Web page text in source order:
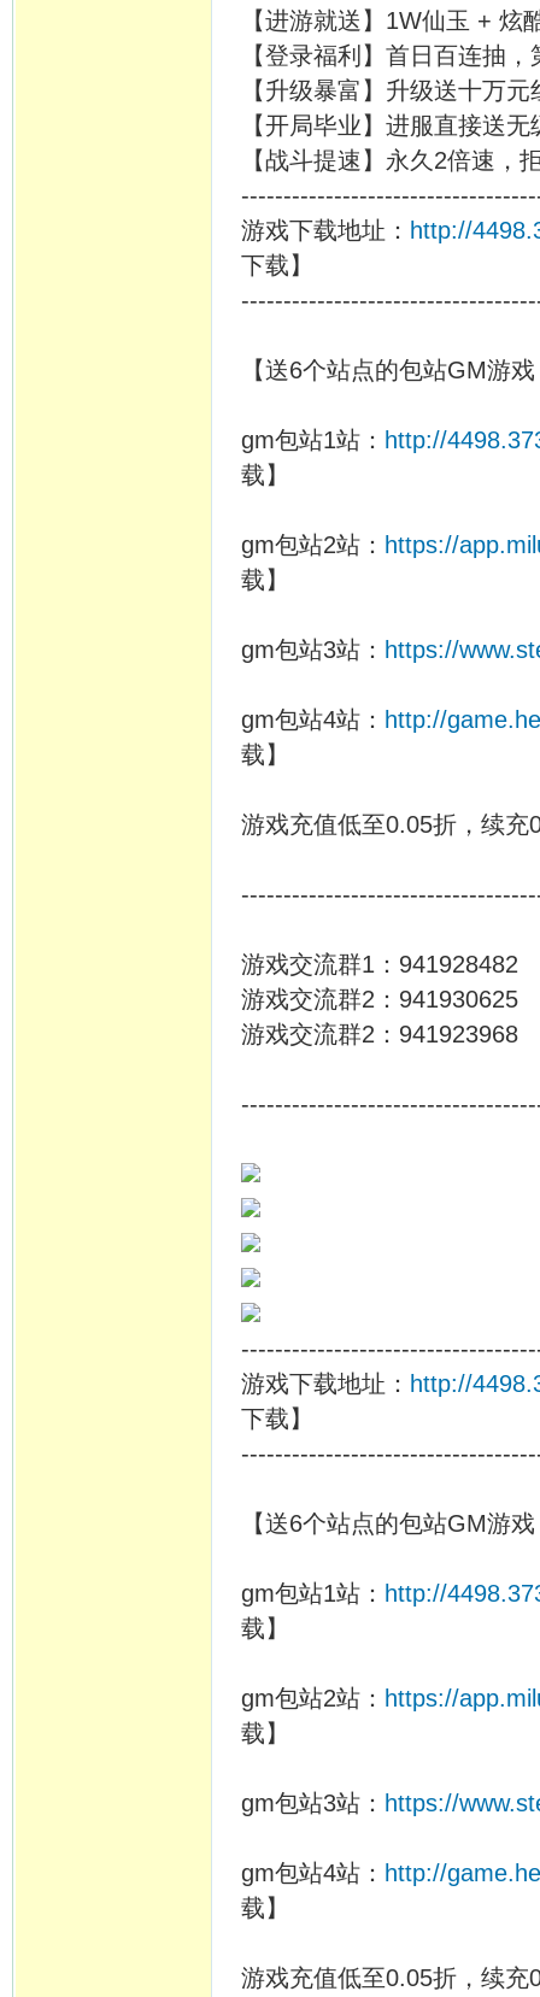
【进游就送】1W仙玉 + 炫
【登录福利】首日百连抽
【升级暴富】升级送十万
【开局毕业】进服直接送
【战斗提速】永久2倍速，
游戏下载地址： http://
下载】
【送6个站点的包站GM游
gm包站1站： http://
载】
gm包站2站： https://
载】
gm包站3站： https://
gm包站4站： http://
载】
游戏充值低至0.05折，续
游戏交流群1：941928482
游戏交流群2：941930625
游戏交流群2：941923968
游戏下载地址： http://
下载】
【送6个站点的包站GM游
gm包站1站： http://
载】
gm包站2站： https://
载】
gm包站3站： https://
gm包站4站： http://
载】
游戏充值低至0.05折，续